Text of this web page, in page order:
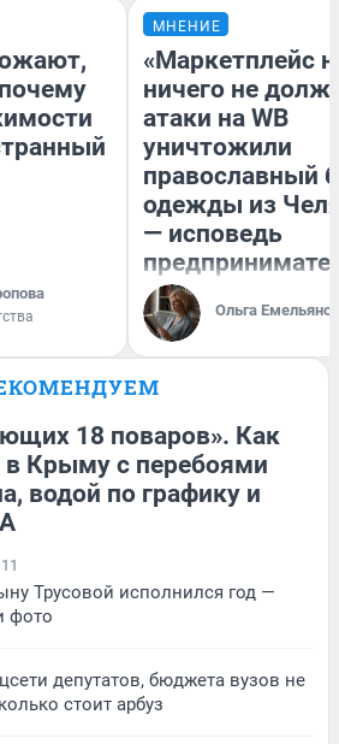
МНЕНИЕ
«Маркетплейс
ничего не
атаки на WB
уничтожили
православный
одежды из
— исповедь
Ольга
18 поваров». Как
в Крыму с перебоями
водой по графику и
11
Трусовой исполнился год —
фото
депутатов, бюджета вузов не
стоит арбуз